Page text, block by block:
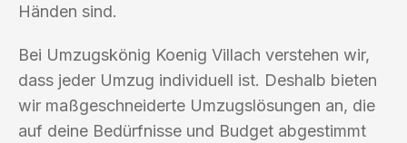
Händen sind.
Bei Umzugskönig Koenig Villach verstehen wir,
dass jeder Umzug individuell ist. Deshalb bieten
wir maßgeschneiderte Umzugslösungen an, die
auf deine Bedürfnisse und Budget abgestimmt